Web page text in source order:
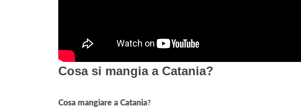
Cosa si mangia a Catania?
Cosa mangiare a Catania?